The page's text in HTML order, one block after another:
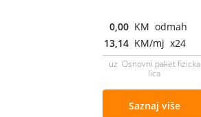
0,00 KM odmah
13,14 KM/mj x24
uz Osnovni paket fizicka
lica
Saznaj više